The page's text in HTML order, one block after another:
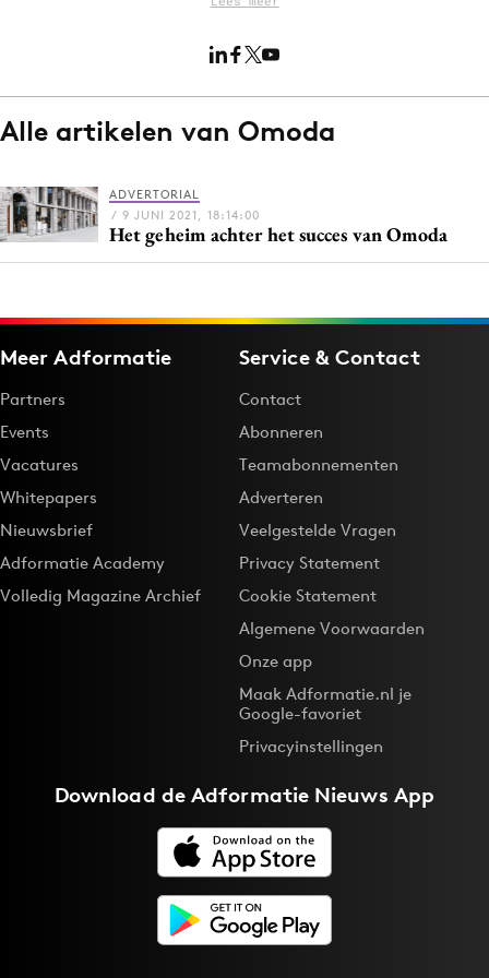
Home
12 nov: MarketingLive!
Adverteren
Events
Vacatures
Academy
Partners
Topics
Artificial Intelligence
Bureaus
Campagnes
Carriere
Contentmarketing
Diversiteit
Influencer marketing
Interne communicatie
Alle artikelen van Omoda
ADVERTORIAL
/ 9 JUNI 2021, 18:14:00
Het geheim achter het succes van Omoda
Meer Adformatie
Partners
Events
Vacatures
Whitepapers
Nieuwsbrief
Adformatie Academy
Volledig Magazine Archief
Service & Contact
Contact
Abonneren
Teamabonnementen
Adverteren
Veelgestelde Vragen
Privacy Statement
Cookie Statement
Algemene Voorwaarden
Onze app
Maak Adformatie.nl je
Google-favoriet
Privacyinstellingen
Download deAdformatie Nieuws App